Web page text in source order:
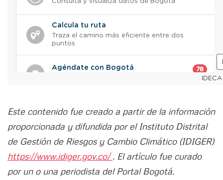
Este contenido fue creado a partir de la información
proporcionada y difundida por el Instituto Distrital
de Gestión de Riesgos y Cambio Climático (IDIGER)
https://www.idiger.gov.co/. El artículo fue curado
por un o una periodista del Portal Bogotá.